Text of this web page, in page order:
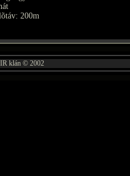
200m
klán © 2002